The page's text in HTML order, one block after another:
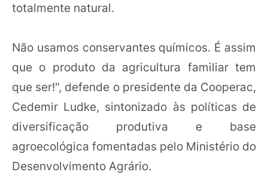
totalmente natural.
Não usamos conservantes químicos. É assim
que o produto da agricultura familiar tem
que ser!", defende o presidente da Cooperac,
Cedemir Ludke, sintonizado às políticas de
diversificação produtiva e base
agroecológica fomentadas pelo Ministério do
Desenvolvimento Agrário.